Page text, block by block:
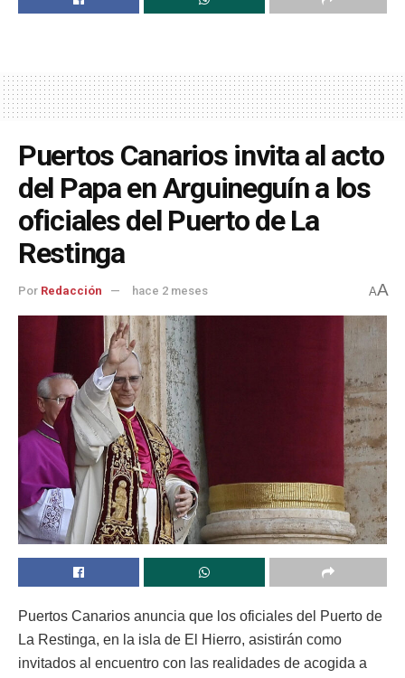
Puertos Canarios invita al acto
del Papa en Arguineguín a los
oficiales del Puerto de La
Restinga
Por Redacción hace 2 meses AA
Puertos Canarios anuncia que los oficiales del Puerto de
La Restinga, en la isla de El Hierro, asistirán como
invitados al encuentro con las realidades de acogida a